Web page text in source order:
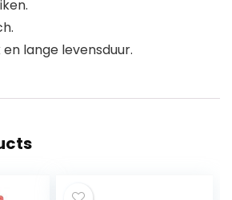
lange levensduur.